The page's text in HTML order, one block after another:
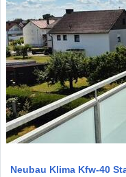
Neubau Klima Kfw-40